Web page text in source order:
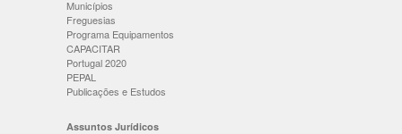
Municípios
Freguesias
Programa Equipamentos
CAPACITAR
Portugal 2020
PEPAL
Publicações e Estudos
Assuntos Jurídicos